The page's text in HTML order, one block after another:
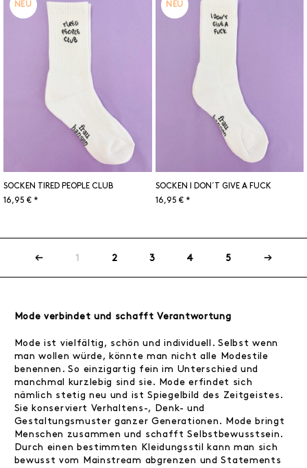
NEU
SOCKEN TIRED PEOPLE CLUB
16,95 € *
NEU
SOCKEN I DON´T GIVE A FUCK
16,95 € *
1 2 3 4 5
Mode verbindet und schafft Verantwortung
Mode ist vielfältig, schön und individuell. Selbst wenn
man wollen würde, könnte man nicht alle Modestile
benennen. So einzigartig fein im Unterschied und
manchmal kurzlebig sind sie. Mode erfindet sich
nämlich stetig neu und ist Spiegelbild des Zeitgeistes.
Sie konserviert Verhaltens-, Denk- und
Gestaltungsmuster ganzer Generationen. Mode bringt
Menschen zusammen und schafft Selbstbewusstsein.
Durch einen bestimmten Kleidungsstil kann man sich
bewusst vom Mainstream abgrenzen und Statements